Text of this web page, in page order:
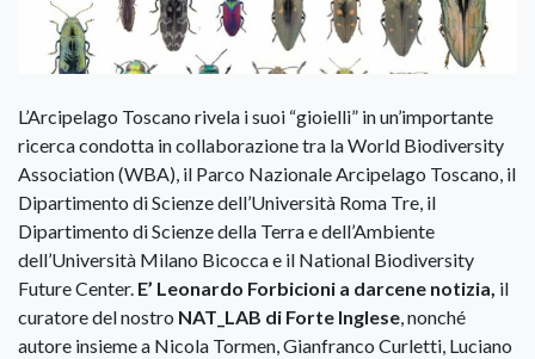
L’Arcipelago Toscano rivela i suoi “gioielli” in un’importante
ricerca condotta in collaborazione tra la World Biodiversity
Association (WBA), il Parco Nazionale Arcipelago Toscano, il
Dipartimento di Scienze dell’Università Roma Tre, il
Dipartimento di Scienze della Terra e dell’Ambiente
dell’Università Milano Bicocca e il National Biodiversity
Future Center. E’ Leonardo Forbicioni a darcene notizia, il
curatore del nostro NAT_LAB di Forte Inglese, nonché
autore insieme a Nicola Tormen, Gianfranco Curletti, Luciano